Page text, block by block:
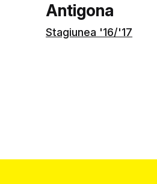
Antigona
Stagiunea '16/'17